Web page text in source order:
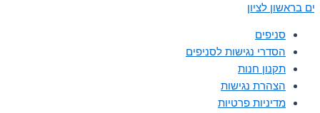
בראשון לציון
סניפים
הסדרי נגישות לסניפים
תקנון חנות
הצהרת נגישות
מדיניות פרטיות